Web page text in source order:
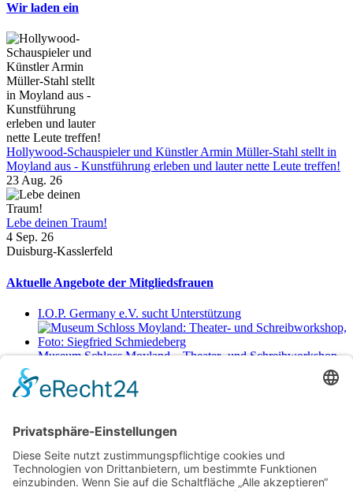
Wir laden ein
Hollywood-Schauspieler und Künstler Armin Müller-Stahl stellt in
Moyland aus - Kunstführung erleben und lauter nette Leute treffen!
23 Aug. 26
Lebe deinen Traum!
4 Sep. 26
Duisburg-Kasslerfeld
Aktuelle Angebote der Mitgliedsfrauen
I.O.P. Germany e.V. sucht Unterstützung
Museum Schloss Moyland – Theater- und Schreibworkshop
Netzwerkerinnen
Login für Mitglieder
Noch kein Mitglied im unternehmerinnen forum niederrhein?
gibt es weitere Informationen.